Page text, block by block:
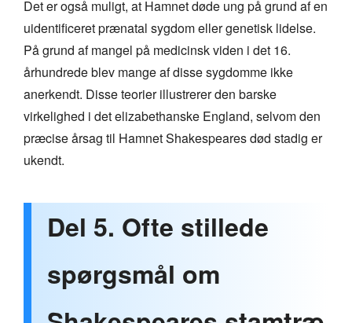
Det er også muligt, at Hamnet døde ung på grund af en
uidentificeret prænatal sygdom eller genetisk lidelse.
På grund af mangel på medicinsk viden i det 16.
århundrede blev mange af disse sygdomme ikke
anerkendt. Disse teorier illustrerer den barske
virkelighed i det elizabethanske England, selvom den
præcise årsag til Hamnet Shakespeares død stadig er
ukendt.
Del 5. Ofte stillede
spørgsmål om